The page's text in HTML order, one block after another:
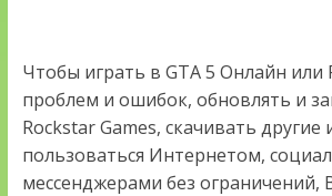
Чтобы играть в GTA 5 Онлайн или
проблем и ошибок, обновлять и
Rockstar Games, скачивать другие
пользоваться Интернетом,
мессенджерами без ограничений,